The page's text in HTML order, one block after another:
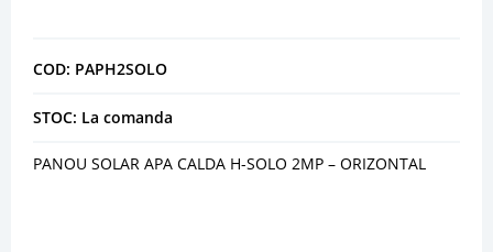
COD: PAPH2SOLO
STOC: La comanda
PANOU SOLAR APA CALDA H-SOLO 2MP – ORIZONTAL